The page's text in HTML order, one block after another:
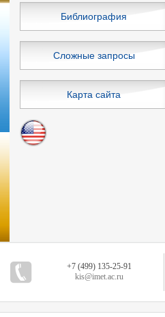
Библиография
Сложные запросы
Карта сайта
+7 (499) 135-25-91
kis@imet.ac.ru